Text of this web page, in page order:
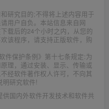
研究目的;不得将上述内容用于
用户自负。本站信息来自网
载后的24个小时之内，从您的
该程序，请支持正版软件，购
件保护条例》第十七条规定:为
理，通过安装、显示、传输或
经软件著作权人许可，不向其
明研究软件!
国内外软件开发技术和软件共